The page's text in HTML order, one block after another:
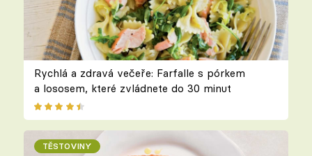
Rychlá a zdravá večeře: Farfalle s pórkem
a lososem, které zvládnete do 30 minut
TĚSTOVINY